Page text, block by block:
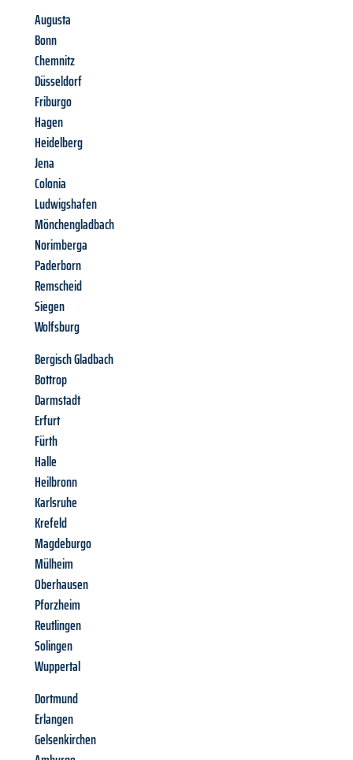
Augusta
Bonn
Chemnitz
Düsseldorf
Friburgo
Hagen
Heidelberg
Jena
Colonia
Ludwigshafen
Mönchengladbach
Norimberga
Paderborn
Remscheid
Siegen
Wolfsburg
Bergisch Gladbach
Bottrop
Darmstadt
Erfurt
Fürth
Halle
Heilbronn
Karlsruhe
Krefeld
Magdeburgo
Mülheim
Oberhausen
Pforzheim
Reutlingen
Solingen
Wuppertal
Dortmund
Erlangen
Gelsenkirchen